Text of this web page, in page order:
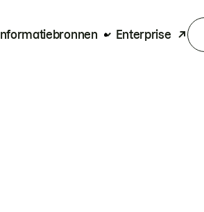
Informatiebronnen Enterprise